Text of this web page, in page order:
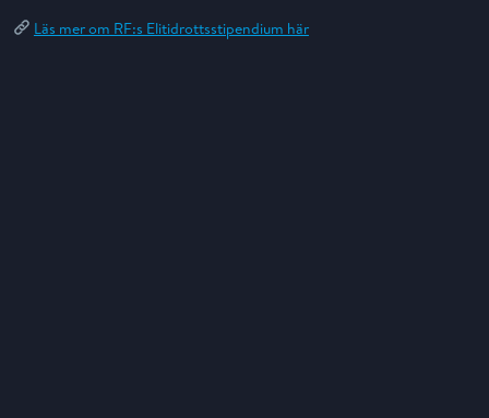
Läs mer om RF:s Elitidrottsstipendium här